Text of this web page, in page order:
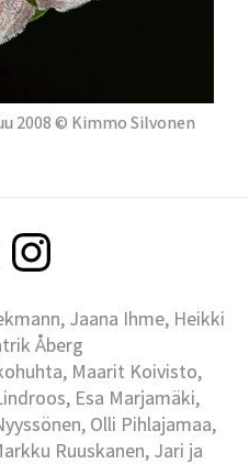
2008 © Kimmo Silvonen
Jaana Ihme, Heikki
Åberg
Maarit Koivisto,
Esa Marjamäki,
Olli Pihlajamaa,
Ruuskanen, Jari ja